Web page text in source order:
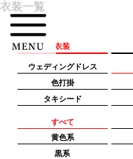
衣装一覧
衣装
ウェディングドレス
色打掛
タキシード
すべて
黄色系
黒系